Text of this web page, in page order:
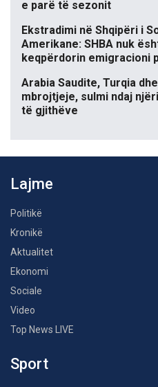
e parë të sezonit
Ekstradimi në Shqipëri i
Amerikane: SHBA nuk
keqpërdorin emigracioni
Arabia Saudite, Turqia
mbrojtjeje, sulmi ndaj
të gjithëve
Lajme
Politikë
Kronikë
Aktualitet
Ekonomi
Sociale
Video
Top News LIVE
Sport